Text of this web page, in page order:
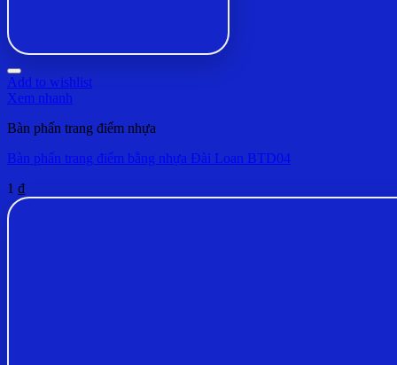
Add to wishlist
Xem nhanh
Bàn phấn trang điểm nhựa
Bàn phấn trang điểm bằng nhựa Đài Loan BTD04
1 ₫